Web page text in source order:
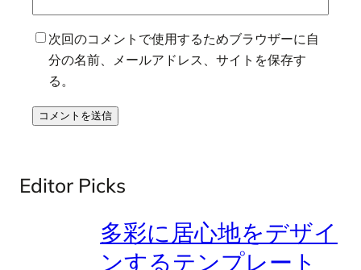
次回のコメントで使用するためブラウザーに自
分の名前、メールアドレス、サイトを保存す
る。
Editor Picks
多彩に居心地をデザイ
ンするテンプレート